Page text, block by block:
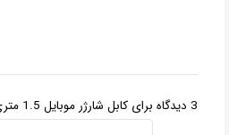
3 دیدگاه برای کابل شارژر موبایل 1.5 متری